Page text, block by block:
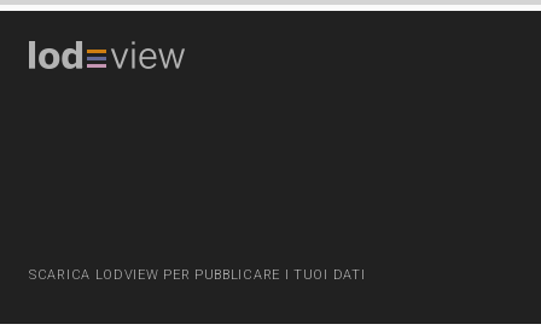
SCARICA LODVIEW PER PUBBLICARE I TUOI DATI